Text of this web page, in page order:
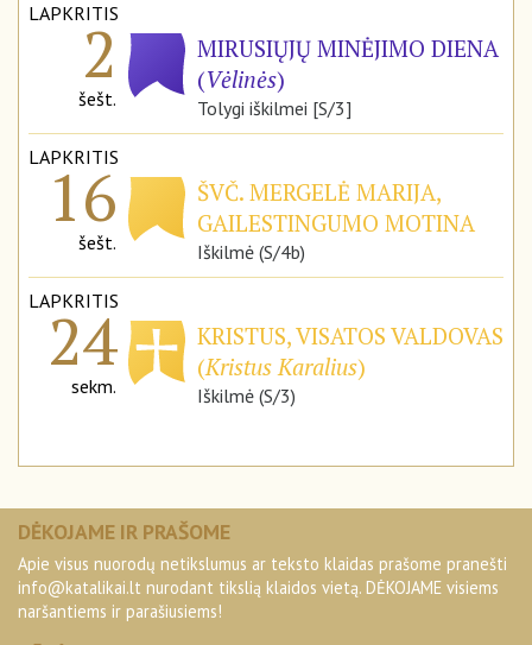
LAPKRITIS
2
šešt.
MIRUSIŲJŲ MINĖJIMO DIENA
(Vėlinės)
Tolygi iškilmei [S/3]
LAPKRITIS
16
šešt.
ŠVČ. MERGELĖ MARIJA,
GAILESTINGUMO MOTINA
Iškilmė (S/4b)
LAPKRITIS
24
sekm.
KRISTUS, VISATOS VALDOVAS
(Kristus Karalius)
Iškilmė (S/3)
DĖKOJAME IR PRAŠOME
Apie visus nuorodų netikslumus ar teksto klaidas prašome pranešti
info@katalikai.lt nurodant tikslią klaidos vietą. DĖKOJAME visiems
naršantiems ir parašiusiems!